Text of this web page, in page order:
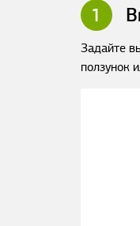
1
Задайте
ползунок